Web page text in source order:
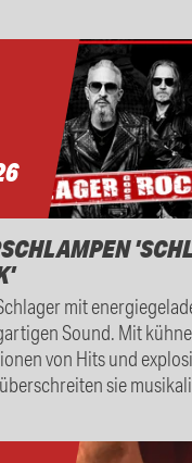
mit
Sound. Mit
von Hits und
sie